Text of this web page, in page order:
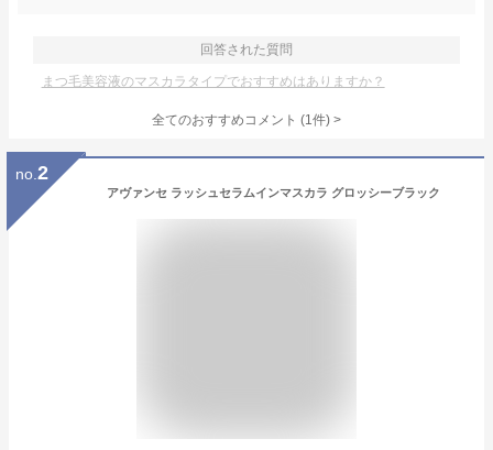
回答された質問
まつ毛美容液のマスカラタイプでおすすめはありますか？
全てのおすすめコメント (1件) >
no. 2
アヴァンセ ラッシュセラムインマスカラ グロッシーブラック